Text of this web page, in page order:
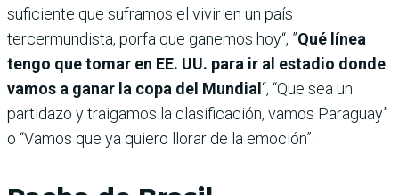
suficiente que suframos el vivir en un país
tercermundista, porfa que ganemos hoy“, ”Qué línea
tengo que tomar en EE. UU. para ir al estadio donde
vamos a ganar la copa del Mundial “, “Que sea un
partidazo y traigamos la clasificación, vamos Paraguay”
o “Vamos que ya quiero llorar de la emoción”.